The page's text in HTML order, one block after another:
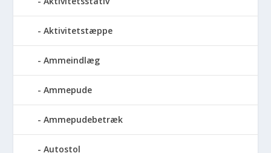
Aktivitetstæppe
Ammeindlæg
Ammepude
Ammepudebetræk
Autostol